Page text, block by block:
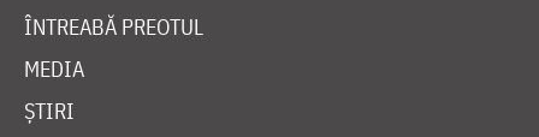
ÎNTREABĂ PREOTUL
MEDIA
ȘTIRI